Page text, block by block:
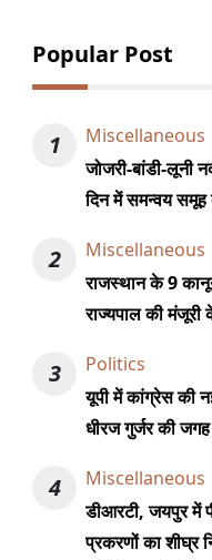
Popular Post
1
Miscellaneous
जोजरी-बांडी-लूनी
दिन में समन्वय समूह
2
Miscellaneous
राजस्थान के 9
राज्यपाल की मंजूरी
3
Politics
यूपी में कांग्रेस की
धीरज गुर्जर की
4
Miscellaneous
डीआरटी, जयपुर में
प्रकरणों का शीघ्र